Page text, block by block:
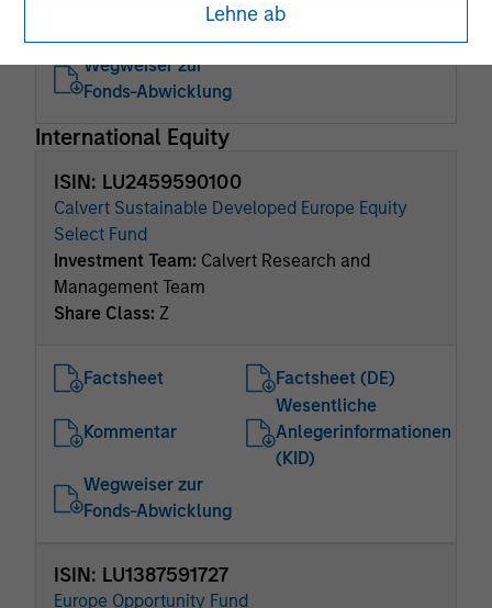
Lehne abAnlegerinformationen
(KID)
Wegweiser zur
Fonds-Abwicklung
International Equity
ISIN: LU2459590100
Calvert Sustainable Developed Europe Equity
Select Fund
Investment Team: Calvert Research and
Management Team
Share Class: Z
Factsheet Factsheet (DE)
Kommentar
Wesentliche
Anlegerinformationen
(KID)
Wegweiser zur
Fonds-Abwicklung
ISIN: LU1387591727
Europe Opportunity Fund